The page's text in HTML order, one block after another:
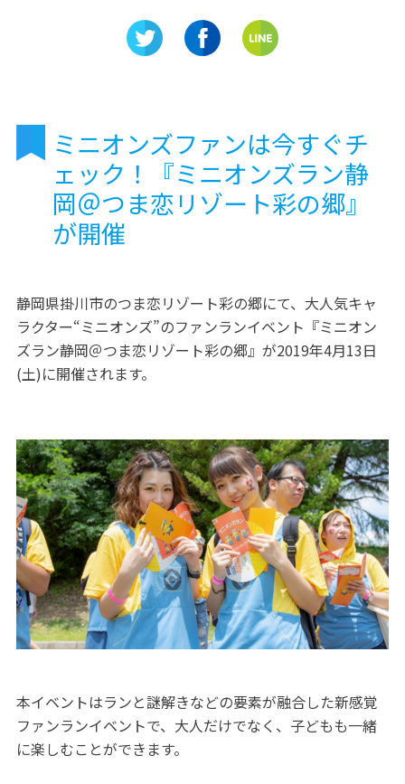
ミニオンズファンは今すぐチ
ェック！『ミニオンズラン静
岡＠つま恋リゾート彩の郷』
が開催
静岡県掛川市のつま恋リゾート彩の郷にて、大人気キャ
ラクター“ミニオンズ”のファンランイベント『ミニオン
ズラン静岡＠つま恋リゾート彩の郷』が2019年4月13日
(土)に開催されます。
本イベントはランと謎解きなどの要素が融合した新感覚
ファンランイベントで、大人だけでなく、子どもも一緒
に楽しむことができます。